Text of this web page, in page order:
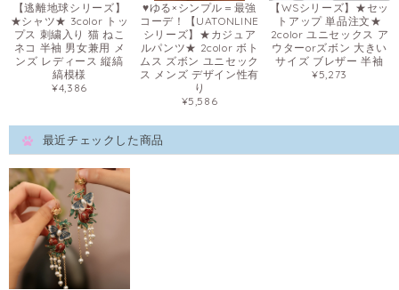
【逃離地球シリーズ】
★シャツ★ 3color トッ
プス 刺繍入り 猫 ねこ
ネコ 半袖 男女兼用 メ
ンズ レディース 縦縞
縞模様
¥4,386
♥ゆる×シンプル＝最強
コーデ！【UATONLINE
シリーズ】★カジュア
ルパンツ★ 2color ボト
ムス ズボン ユニセック
ス メンズ デザイン性有
り
¥5,586
【WSシリーズ】★セッ
トアップ 単品注文★
2color ユニセックス ア
ウターorズボン 大きい
サイズ ブレザー 半袖
¥5,273
最近チェックした商品